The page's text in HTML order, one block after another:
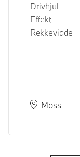
Drivhjul
Effekt
Rekkevidde
PlassMoss
Leveringstid